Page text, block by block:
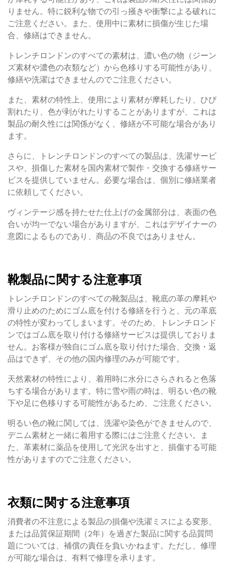
りません。特に鋭利な物での引っ掻きや衝撃による破れに
ご注意ください。また、使用中に素材に損傷が生じた場
合、修繕はできません。
トレンチロンドンのすべての素材は、濃い色の物（ジーン
ズ素材や濃色の衣類など）から色移りする可能性があり、
修繕や洗濯はできませんのでご注意ください。
また、素材の特性上、使用により素材が摩耗したり、ひび
割れたり、色が剥がれたりすることがありますが、これは
製品の耐久性には関係がなく、修繕が不可能な場合があり
ます。
さらに、トレンチロンドンのすべての製品は、洗濯サービ
スや、損傷した素材を国内素材で製作・交換する修繕サー
ビスを提供していません。必要な場合は、個別に修繕業者
に依頼してください。
ヴィンテージ感を持たせた仕上げの金属部分は、表面の色
合いが均一でない場合がありますが、これはデザイナーの
意図によるものであり、商品の不良ではありません。
靴製品に関する注意事項
トレンチロンドンのすべての靴製品は、靴底の革の摩耗や
滑り止めのためにゴム底を付ける修繕を行うと、元の革底
の特性が変わってしまいます。そのため、トレンチロンド
ンではゴム底を取り付ける修繕サービスは提供しておりま
せん。お客様が独自にゴム底を取り付けた場合、交換・返
品はできず、その他の国内修理のみが可能です。
天然素材の特性により、着用時に水分にさらされると色落
ちする場合があります。特に雪や雨の時は、明るい色の靴
下や足に色移りする可能性があるため、ご注意ください。
明るい色の靴に関しては、洗濯や染色ができませんので、
デニム素材と一緒に着用する際にはご注意ください。ま
た、革素材に薬品を使用して光沢を出すと、損傷する可能
性がありますのでご注意ください。
衣類に関する注意事項
消費者の不注意による製品の損傷や洗濯ミスによる変形、
または品質保証期間（2年）を過ぎた製品に関する品質問
題については、補償の責任を負いかねます。ただし、修理
が可能な場合は、有料で修理を承ります。